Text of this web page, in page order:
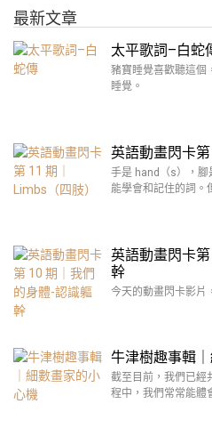
最新文章
太平歌詞–白蛇
豬寶睡覺喜歡聽這個
睡覺。
英語動畫閃卡第
手是 hand（s），
能學會和記住的詞。
英語動畫閃卡
幹
今天的動畫閃卡影片
牛津樹趣事輯
截至目前，我們已經
程中，我們常常能體